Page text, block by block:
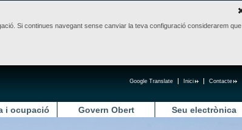
Si continues navegant sense canviar la teva configuració considerarem que
Contacte
Inici
Google Translate
i ocupació Govern Obert Seu electrònica